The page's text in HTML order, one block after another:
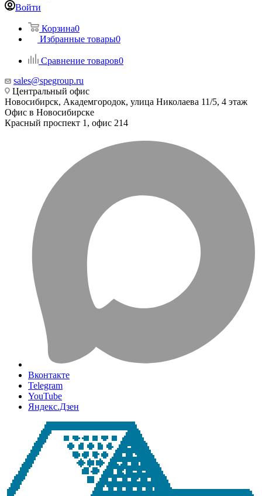
Войти
Корзина0
Избранные товары0
Сравнение товаров0
sales@spegroup.ru
Центральный офис
Новосибирск, Академгородок, улица Николаева 11/5, 4 этаж
Офис в Новосибирске
Красный проспект 1, офис 214
Вконтакте
Telegram
YouTube
Яндекс.Дзен